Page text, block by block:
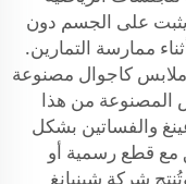
يثبت على الجسم دون
ممارسة التمارين.
ملابس كاجوال مصنوعة
من هذا
والفساتين بشكل
مع قطع رسمية أو
شركة شينيانغ